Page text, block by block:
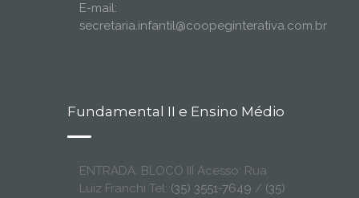
E-mail:
secretaria.infantil@coopeginterativa.com.br
Fundamental II e Ensino Médio
ENTRADA: BLOCO III Acesso: Rua
Luiz Franchi Tel: (35) 3551-7649 / (35)